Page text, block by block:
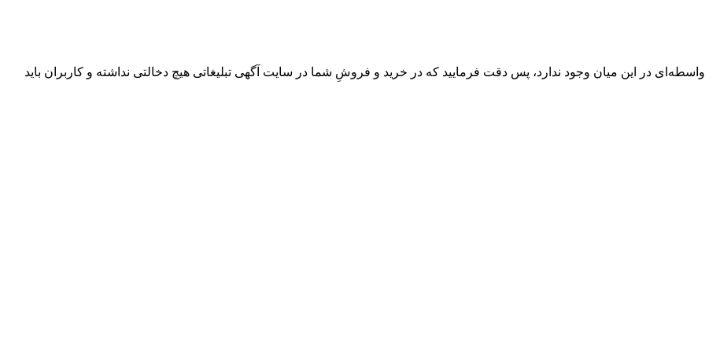
در این میان وجود ندارد، پس دقت فرمایید که در خرید و فروشِ شما در سایت آگهی تبلیغاتی هیچ دخالتی نداشته و کاربران باید